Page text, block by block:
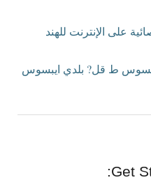
ط قل? بلدي ايبسوس
Get
: